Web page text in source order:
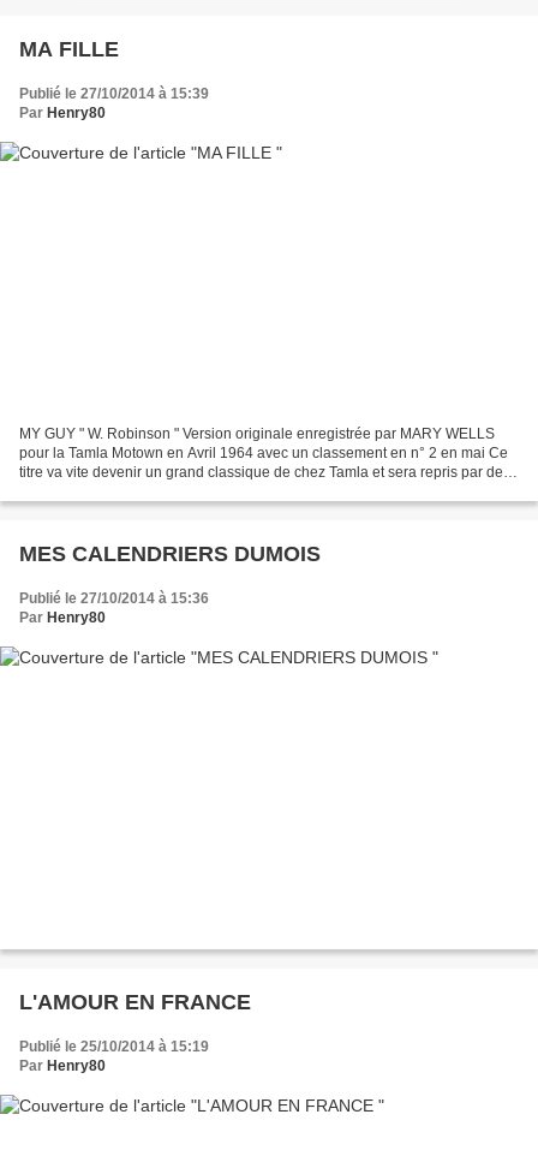
MA FILLE
Publié le 27/10/2014 à 15:39
Par Henry80
MY GUY " W. Robinson " Version originale enregistrée par MARY WELLS
pour la Tamla Motown en Avril 1964 avec un classement en n° 2 en mai Ce
titre va vite devenir un grand classique de chez Tamla et sera repris par de
MES CALENDRIERS DUMOIS
Publié le 27/10/2014 à 15:36
Par Henry80
L'AMOUR EN FRANCE
Publié le 25/10/2014 à 15:19
Par Henry80